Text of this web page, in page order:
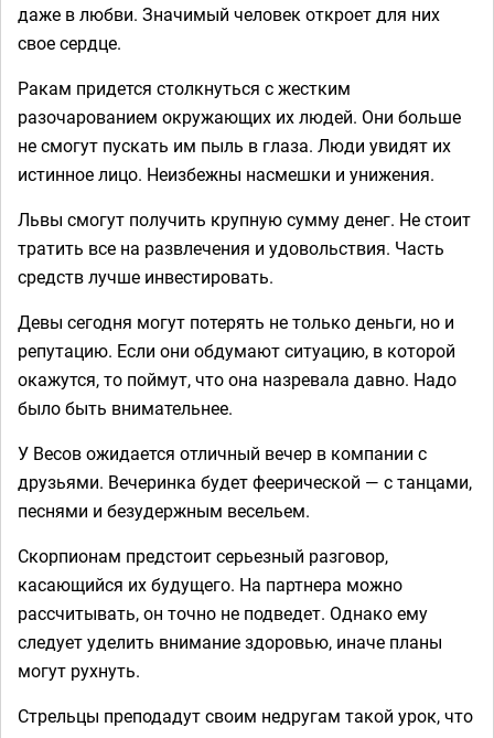
даже в любви. Значимый человек откроет для них
свое сердце.
Ракам придется столкнуться с жестким
разочарованием окружающих их людей. Они больше
не смогут пускать им пыль в глаза. Люди увидят их
истинное лицо. Неизбежны насмешки и унижения.
Львы смогут получить крупную сумму денег. Не стоит
тратить все на развлечения и удовольствия. Часть
средств лучше инвестировать.
Девы сегодня могут потерять не только деньги, но и
репутацию. Если они обдумают ситуацию, в которой
окажутся, то поймут, что она назревала давно. Надо
было быть внимательнее.
У Весов ожидается отличный вечер в компании с
друзьями. Вечеринка будет феерической — с танцами,
песнями и безудержным весельем.
Скорпионам предстоит серьезный разговор,
касающийся их будущего. На партнера можно
рассчитывать, он точно не подведет. Однако ему
следует уделить внимание здоровью, иначе планы
могут рухнуть.
Стрельцы преподадут своим недругам такой урок, что